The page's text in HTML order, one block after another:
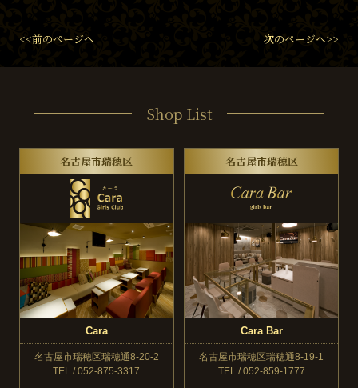
<<前のページへ 次のページへ>>
Shop List
名古屋市瑞穂区
Cara
名古屋市瑞穂区瑞穂通8-20-2
TEL / 052-875-3317
名古屋市瑞穂区
Cara Bar
名古屋市瑞穂区瑞穂通8-19-1
TEL / 052-859-1777